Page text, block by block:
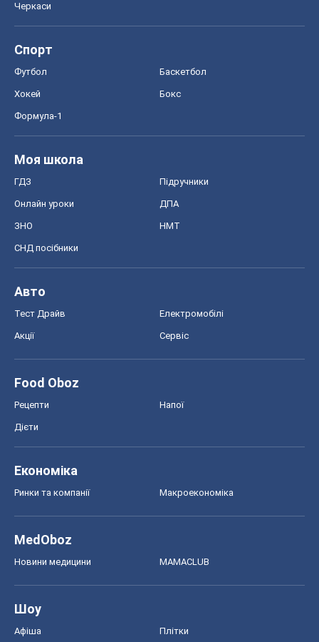
Черкаси
Спорт
Футбол Баскетбол
Хокей Бокс
Формула-1
Моя школа
ГДЗ Підручники
Онлайн уроки ДПА
ЗНО НМТ
СНД посібники
Авто
Тест Драйв Електромобілі
Акції Сервіс
Food Oboz
Рецепти Напої
Дієти
Економіка
Ринки та компанії Макроекономіка
MedOboz
Новини медицини MAMACLUB
Шоу
Афіша Плітки